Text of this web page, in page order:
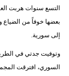
التسع سنوات هربت
بعضها خوفاً من الضياع
إلى سورية.
وتوفيت جدتي في
السوري، افترقت